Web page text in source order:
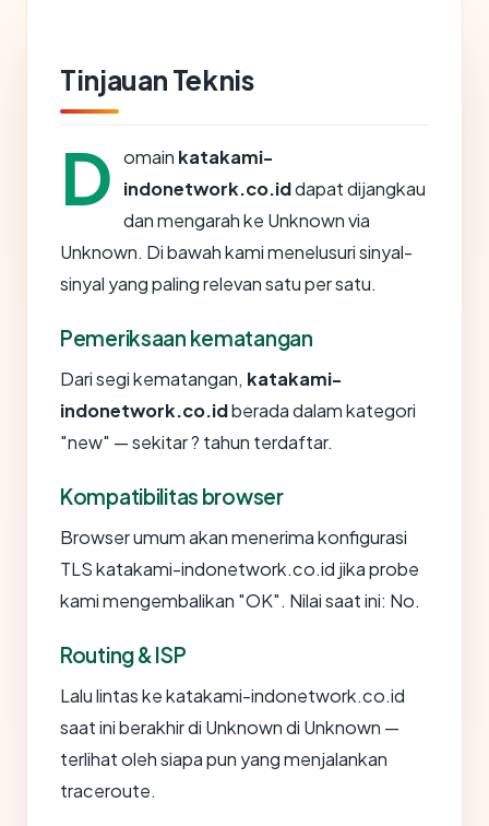
Tinjauan Teknis
D omain katakami-
indonetwork.co.iddapat dijangkau
dan mengarah ke Unknown via
Unknown. Di bawah kami menelusuri sinyal-
sinyal yang paling relevan satu per satu.
Pemeriksaan kematangan
Dari segi kematangan, katakami-
indonetwork.co.idberada dalam kategori
"new" — sekitar ? tahun terdaftar.
Kompatibilitas browser
Browser umum akan menerima konfigurasi
TLS katakami-indonetwork.co.id jika probe
kami mengembalikan "OK". Nilai saat ini: No.
Routing & ISP
Lalu lintas ke katakami-indonetwork.co.id
saat ini berakhir di Unknown di Unknown —
terlihat oleh siapa pun yang menjalankan
traceroute.